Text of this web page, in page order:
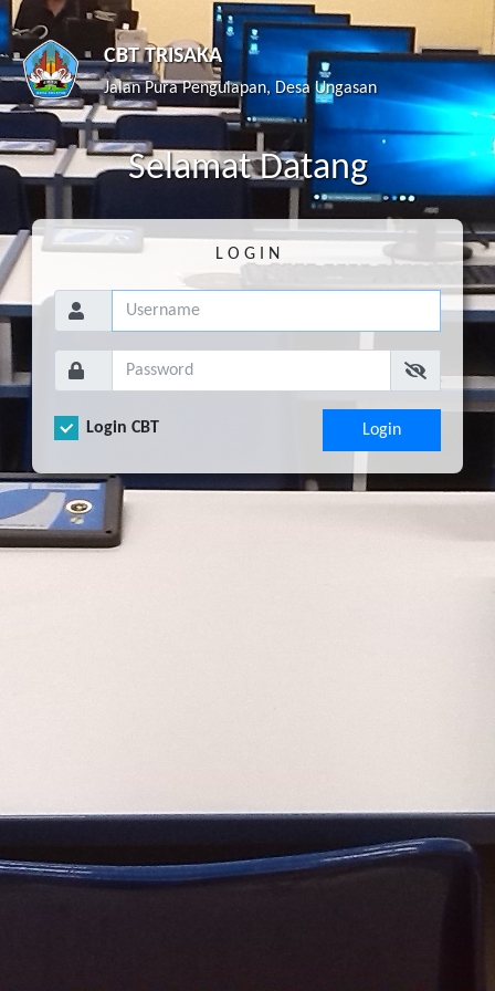
CBT TRISAKA
Jalan Pura Pengulapan, Desa Ungasan
SelamatDatang
L O G I N
Login CBT